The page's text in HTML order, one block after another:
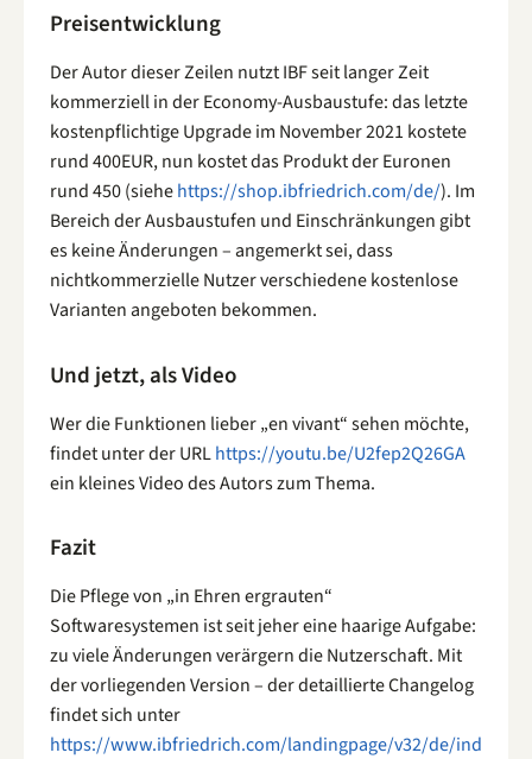
Preisentwicklung
Der Autor dieser Zeilen nutzt IBF seit langer Zeit
kommerziell in der Economy-Ausbaustufe: das letzte
kostenpflichtige Upgrade im November 2021 kostete
rund 400EUR, nun kostet das Produkt der Euronen
rund 450 (siehehttps://shop.ibfriedrich.com/de/). Im
Bereich der Ausbaustufen und Einschränkungen gibt
es keine Änderungen – angemerkt sei, dass
nichtkommerzielle Nutzer verschiedene kostenlose
Varianten angeboten bekommen.
Und jetzt, als Video
Wer die Funktionen lieber „en vivant“ sehen möchte,
findet unter der URLhttps://youtu.be/U2fep2Q26GA
ein kleines Video des Autors zum Thema.
Fazit
Die Pflege von „in Ehren ergrauten“
Softwaresystemen ist seit jeher eine haarige Aufgabe:
zu viele Änderungen verärgern die Nutzerschaft. Mit
der vorliegenden Version – der detaillierte Changelog
findet sich unter
https://www.ibfriedrich.com/landingpage/v32/de/ind